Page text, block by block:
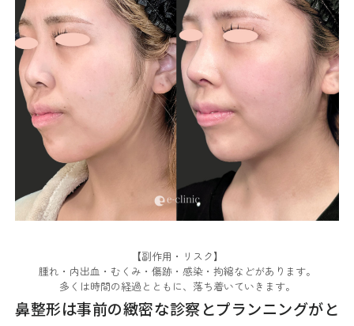
【副作用・リスク】
腫れ・内出血・むくみ・傷跡・感染・拘縮などがあります。
多くは時間の経過とともに、落ち着いていきます。
鼻整形は事前の緻密な診察とプランニングがと